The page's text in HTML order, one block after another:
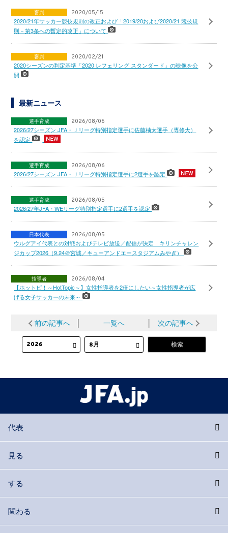
審判 2020/05/15
2020/21年サッカー競技規則の改正および「2019/20および2020/21 競技規
則－第3条への暫定的改正」について
審判 2020/02/21
2020シーズンの判定基準「2020 レフェリング スタンダード」の映像を公
開
最新ニュース
選手育成 2026/08/06
2026/27シーズン JFA・Ｊリーグ特別指定選手に佐藤柚太選手（専修大）
を認定
選手育成 2026/08/06
2026/27シーズン JFA・Ｊリーグ特別指定選手に2選手を認定
選手育成 2026/08/05
2026/27年JFA・WEリーグ特別指定選手に2選手を認定
日本代表 2026/08/05
ウルグアイ代表との対戦およびテレビ放送／配信が決定 キリンチャレン
ジカップ2026（9.24＠宮城／キューアンドエースタジアムみやぎ）
指導者 2026/08/04
【ホットピ！～HotTopic～】女性指導者を2倍にしたい～女性指導者が広
げる女子サッカーの未来～
前の記事へ 一覧へ 次の記事へ
代表
見る
する
関わる